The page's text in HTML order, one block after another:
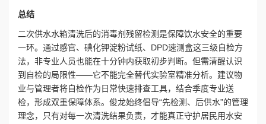
总结
二次供水水箱清洗后的消毒剂残留检测是保障饮水安全的重要
一环。通过感官、碘化钾淀粉试纸、DPD速测盒这三级自检方
法，非专业人员也能在十分钟内获取初步判断。但需清醒认识
到自检的局限性——它不能完全替代实验室精准分析。建议物
业与管理者将自检作为日常快速排查工具，结合季度专业送
检，形成双重保障体系。俊龙始终倡导“先检测、后供水”的管理
理念，只有对每一次清洗结果负责，才能真正守护居民用水安